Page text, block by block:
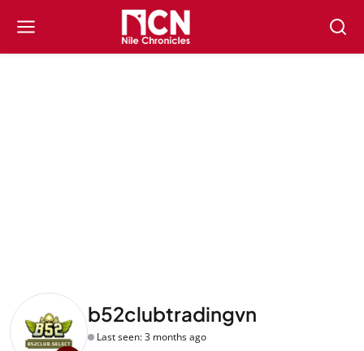
b52clubtradingvn
Last seen: 3 months ago